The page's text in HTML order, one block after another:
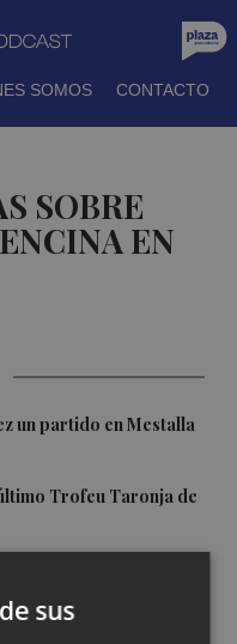
SOMOS CONTACTO
SOBRE
EN
un partido en Mestalla
Trofeu Taronja de
sus